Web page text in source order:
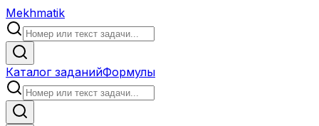
Mekhmatik
Каталог заданийФормулы